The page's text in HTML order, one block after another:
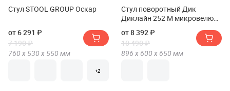
Стул STOOL GROUP Оскар
от 6 291 ₽
7 190 ₽
760 х 530 х 550 мм
+2
Стул поворотный Дик
Диклайн 252 М микровелюр
DikLine 252 М микровелюр B)
от 8 392 ₽
10 490 ₽
896 х 600 х 650 мм